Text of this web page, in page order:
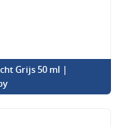
Grijs 50 ml |